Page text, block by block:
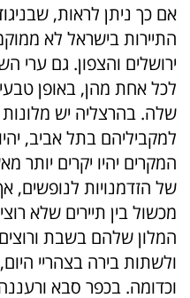
אם כך ניתן לראות,
התיירות בישראל לא
ירושלים והצפון. גם ערי
לכל אחת מהן, באופן
שלה. בהרצליה יש
למקביליהם בתל אביב,
המקרים יהיו יקרים יותר
של הזדמנויות לנופשים,
מכשול בין תיירים שלא
המלון שלהם בשבת
ולשתות בירה בצהריי
וכדומה. בכפר סבא